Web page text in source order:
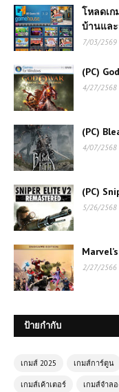
โหลดเก
บ้านแล
7/03/2569
(PC)
4/27/2568
(PC)
4/07/2568
(PC)
5/26/2568
2/27/2566
ป้ายกำกับ
เกมส์ 2025 เกมส์การ์ตูน
เกมส์เค้าเตอร์ เกมส์จำล
เกมส์ออนไลน์
Zombie
จากฝูงซอมบี้
เกมส์ออนไลน์ฟ
Fight – การต่อ
เกมส์ออนไลน์ฟรี
Driving เกมแข่